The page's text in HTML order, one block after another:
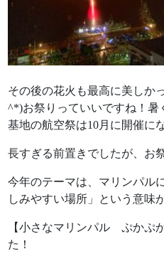
その後の花火も最高に美しか
^*)お祭りっていいですね！暑
基地の航空祭は10月に開催に
長すぎる前置きでしたが、お
今年のテーマは、マリンパル
しみやすい場所」という意味
【小さなマリンパル ぷかぷ
た！